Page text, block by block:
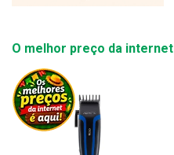
O melhor preço da internet